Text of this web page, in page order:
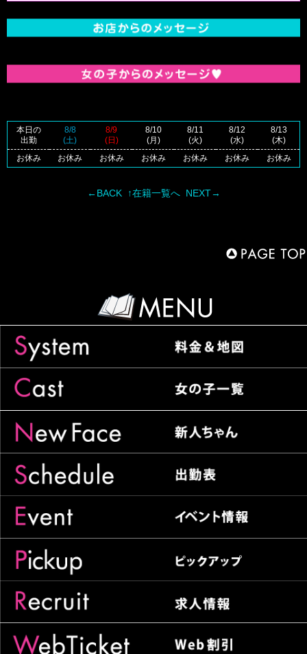
本日の
出勤
8/8
(土)
8/9
(日)
8/10
(月)
8/11
(火)
8/12
(水)
8/13
(木)
お休み
お休み お休み お休み お休み お休み お休み
←BACK ↑在籍一覧へ NEXT→